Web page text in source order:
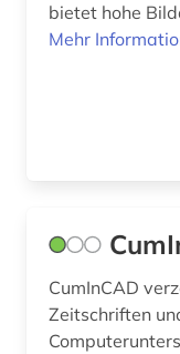
film (6)
foto (2)
fotoarchiv (1)
fotografie (5)
Mehr
CumInCAD
Zeitschriften